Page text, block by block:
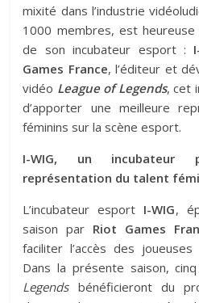
mixité dans l’industrie
1000 membres, est heureuse
de son incubateur esport :
Games France, l’éditeur et
vidéo League of Legends, cet
d’apporter une meilleure
féminins sur la scène esport.
I-WIG, un incubateur
représentation du talent
L’incubateur esport I-WIG,
saison par Riot Games
faciliter l’accès des
Dans la présente saison,
Legendsbénéficieront du